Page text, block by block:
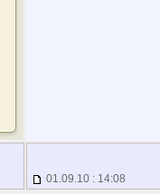
01.09.10 : 14:08